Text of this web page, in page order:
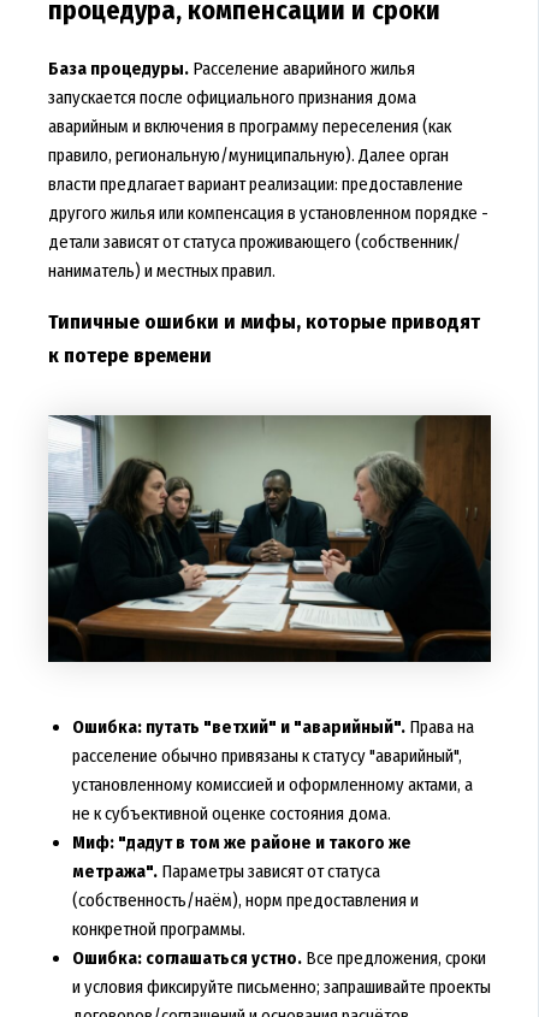
процедура, компенсации и сроки
База процедуры.Расселение аварийного жилья
запускается после официального признания дома
аварийным и включения в программу переселения (как
правило, региональную/муниципальную). Далее орган
власти предлагает вариант реализации: предоставление
другого жилья или компенсация в установленном порядке -
детали зависят от статуса проживающего (собственник/
наниматель) и местных правил.
Типичные ошибки и мифы, которые приводят
к потере времени
Ошибка: путать "ветхий" и "аварийный".Права на
расселение обычно привязаны к статусу "аварийный",
установленному комиссией и оформленному актами, а
не к субъективной оценке состояния дома.
Миф: "дадут в том же районе и такого же
метража".Параметры зависят от статуса
(собственность/наём), норм предоставления и
конкретной программы.
Ошибка: соглашаться устно.Все предложения, сроки
и условия фиксируйте письменно; запрашивайте проекты